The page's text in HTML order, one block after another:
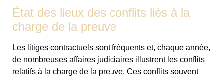
État des lieux des conflits liés à la
charge de la preuve
Les litiges contractuels sont fréquents et, chaque année,
de nombreuses affaires judiciaires illustrent les conflits
relatifs à la charge de la preuve. Ces conflits souvent